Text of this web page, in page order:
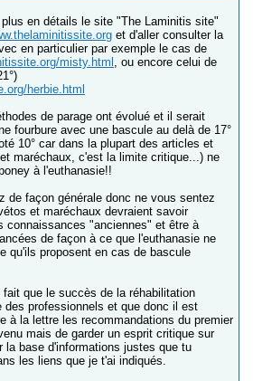
en détails le site "The Laminitis site"
et d'aller consulter la
en particulier par exemple le cas de
misty.html , ou encore celui de
herbie.html
de parage ont évolué et il serait
fourbure avec une bascule au delà de 17°
10° car dans la plupart des articles et
maréchaux, c'est la limite critique...) ne
à l'euthanasie!!
de façon générale donc ne vous sentez
et maréchaux devraient savoir
connaissances "anciennes" et être à
de façon à ce que l'euthanasie ne
qu'ils proposent en cas de bascule
que le succès de la réhabilitation
des professionnels et que donc il est
à la lettre les recommandations du premier
mais de garder un esprit critique sur
la base d'informations justes que tu
les liens que je t'ai indiqués.